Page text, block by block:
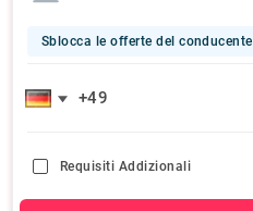
Sblocca le offerte del conducente
Requisiti Addizionali